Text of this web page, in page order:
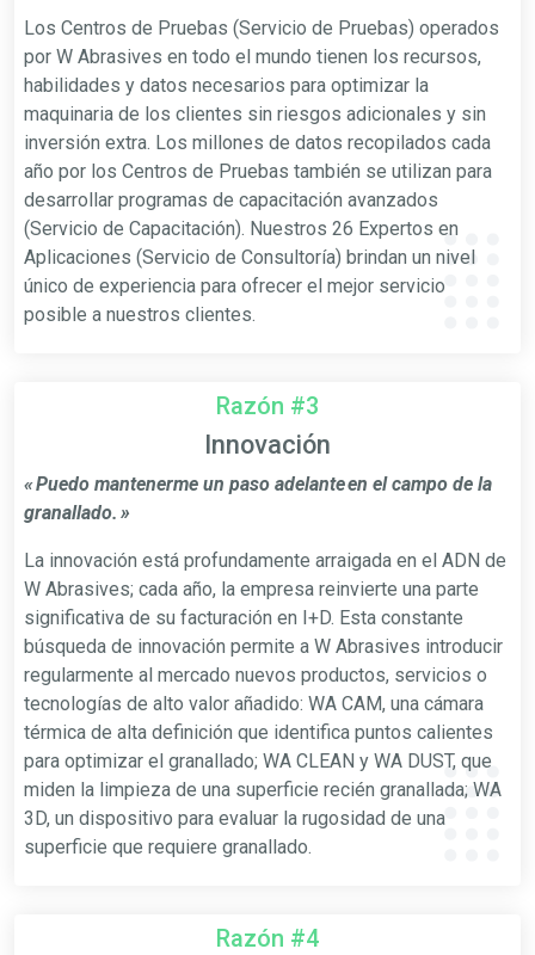
Los Centros de Pruebas (Servicio de Pruebas) operados
por W Abrasives en todo el mundo tienen los recursos,
habilidades y datos necesarios para optimizar la
maquinaria de los clientes sin riesgos adicionales y sin
inversión extra. Los millones de datos recopilados cada
año por los Centros de Pruebas también se utilizan para
desarrollar programas de capacitación avanzados
(Servicio de Capacitación). Nuestros 26 Expertos en
Aplicaciones (Servicio de Consultoría) brindan un nivel
único de experiencia para ofrecer el mejor servicio
posible a nuestros clientes.
Razón #3
Innovación
« Puedo mantenerme un paso adelante en el campo de la
granallado. »
La innovación está profundamente arraigada en el ADN de
W Abrasives; cada año, la empresa reinvierte una parte
significativa de su facturación en I+D. Esta constante
búsqueda de innovación permite a W Abrasives introducir
regularmente al mercado nuevos productos, servicios o
tecnologías de alto valor añadido: WA CAM, una cámara
térmica de alta definición que identifica puntos calientes
para optimizar el granallado; WA CLEAN y WA DUST, que
miden la limpieza de una superficie recién granallada; WA
3D, un dispositivo para evaluar la rugosidad de una
superficie que requiere granallado.
Razón #4